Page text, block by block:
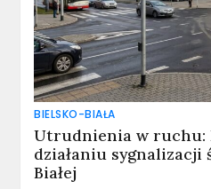
BIELSKO-BIAŁA
Utrudnienia w ruchu:
działaniu
Białej